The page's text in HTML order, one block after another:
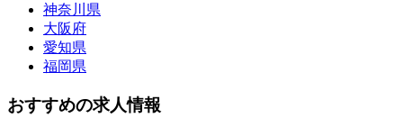
神奈川県
大阪府
愛知県
福岡県
おすすめの求人情報